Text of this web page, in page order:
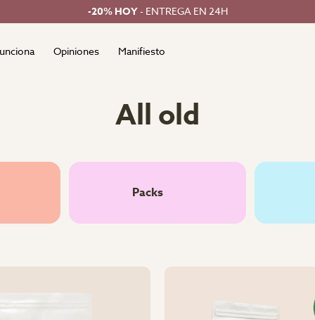
-20% HOY- ENTREGA EN 24H
Opiniones Manifiesto
All old
Packs